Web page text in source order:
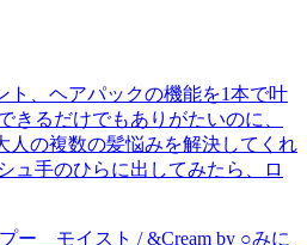
ト、ヘアパックの機能を1本で叶
きるだけでもありがたいのに、
人の複数の髪悩みを解決してくれ
ュ手のひらに出してみたら、ロ